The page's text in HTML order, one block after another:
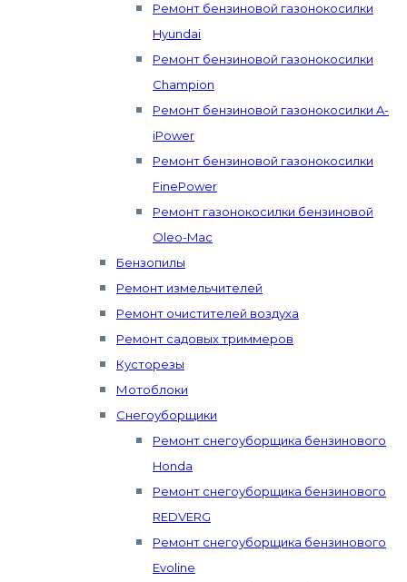
Ремонт бензиновой газонокосилки
Hyundai
Ремонт бензиновой газонокосилки
Champion
Ремонт бензиновой газонокосилки A-
iPower
Ремонт бензиновой газонокосилки
FinePower
Ремонт газонокосилки бензиновой
Oleo-Mac
Бензопилы
Ремонт измельчителей
Ремонт очистителей воздуха
Ремонт садовых триммеров
Кусторезы
Мотоблоки
Снегоуборщики
Ремонт снегоуборщика бензинового
Honda
Ремонт снегоуборщика бензинового
REDVERG
Ремонт снегоуборщика бензинового
Evoline